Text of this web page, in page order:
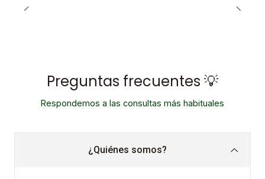
Preguntas frecuentes 💡
Respondemos a las consultas más habituales
¿Quiénes somos?